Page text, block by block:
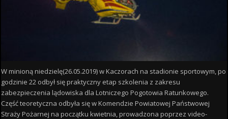
W minioną niedzielę(26.05.2019) w Kaczorach na stadionie sportowym, po
godzinie 22 odbył się praktyczny etap szkolenia z zakresu
zabezpieczenia lądowiska dla Lotniczego Pogotowia Ratunkowego.
Część teoretyczna odbyła się w Komendzie Powiatowej Państwowej
Straży Pożarnej na początku kwietnia, prowadzona poprzez video-